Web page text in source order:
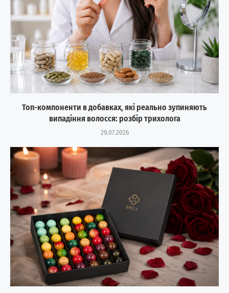
Топ-компоненти в добавках, які реально зупиняють
випадіння волосся: розбір трихолога
29.07.2026